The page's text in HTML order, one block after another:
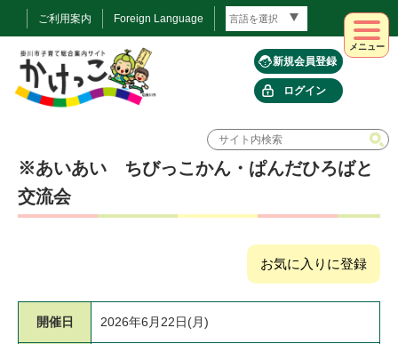
ご利用案内 Foreign Language
新規会員登録
ログイン
メニュー
※あいあい ちびっこかん・ぱんだひろばと
交流会
お気に入りに登録
開催日 2026年6月22日(月)